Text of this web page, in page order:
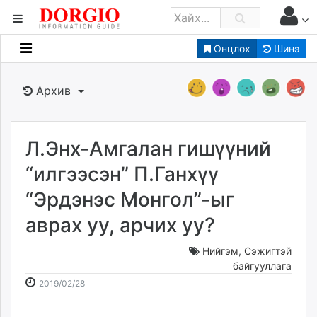
Онцлох Шинэ
Мэдээллийн
Банк санхүү
Бизнес ААН
Төрийн
dorgio.mn
Gogo.mn
caak.mn
zindaa.mn
Архив
Л.Энх-Амгалан гишүүний
“илгээсэн” П.Ганхүү
“Эрдэнэс Монгол”-ыг
аврах уу, арчих уу?
Нийгэм, Сэжигтэй
байгууллага
2019/02/282019-
2026-